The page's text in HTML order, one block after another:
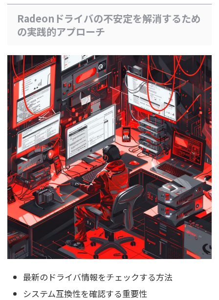
Radeonドライバの不安定を解消するため
の実践的アプローチ
最新のドライバ情報をチェックする方法
システム互換性を確認する重要性